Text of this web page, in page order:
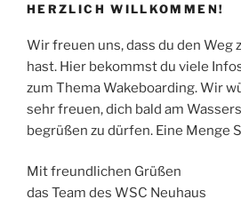
HERZLICH WILLKOMMEN!
Wir freuen uns, dass du den Weg
hast. Hier bekommst du viele
zum Thema Wakeboarding. Wir
sehr freuen, dich bald am
begrüßen zu dürfen. Eine Menge
Mit freundlichen Grüßen
das Team des WSC Neuhaus